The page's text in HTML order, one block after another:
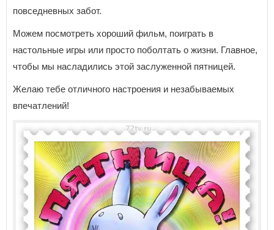
повседневных забот.
Можем посмотреть хороший фильм, поиграть в
настольные игры или просто поболтать о жизни. Главное,
чтобы мы насладились этой заслуженной пятницей.
Желаю тебе отличного настроения и незабываемых
впечатлений!